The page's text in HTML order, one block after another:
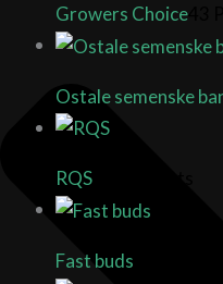
Growers Choice
Ostale semenske
RQS
Fast buds